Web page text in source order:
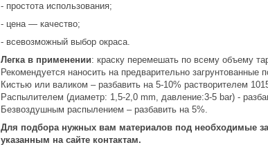
- простота использования;
- цена — качество;
- всевозможный выбор окраса.
Легка в применении: краску перемешать по всему объему
Рекомендуется наносить на предварительно загрунтованные
Кистью или валиком – разбавить на 5-10% растворителем
Распылителем (диаметр: 1,5-2,0 mm, давление:3-5 bar) -
Безвоздушным распылением – разбавить на 5%.
Для подбора нужных вам материалов под необходимые
указанным на сайте контактам.